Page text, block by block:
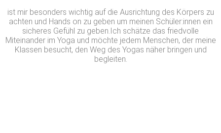
ist mir besonders wichtig auf die Ausrichtung des Körpers zu
achten und Hands on zu geben um meinen Schüler:innen ein
sicheres Gefühl zu geben.Ich schätze das friedvolle
Miteinander im Yoga und möchte jedem Menschen, der meine
Klassen besucht, den Weg des Yogas näher bringen und
begleiten.